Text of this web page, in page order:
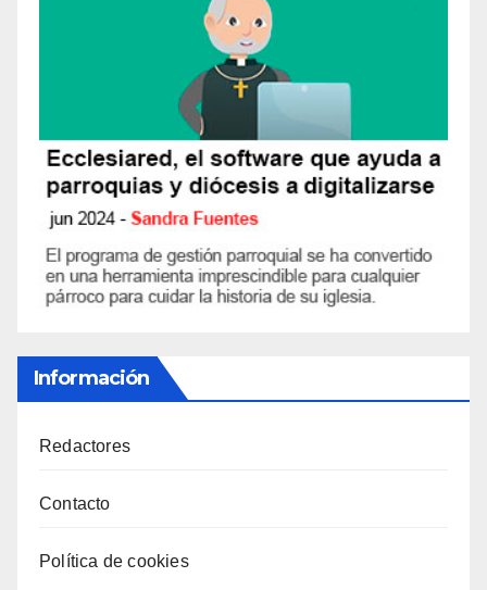
Información
Redactores
Contacto
Política de cookies